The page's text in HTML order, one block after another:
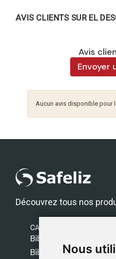
Nous
Nous
AVIS CLIENTS SUR EL
Avis
Envoyer
Aucun avis disponible pour
Découvrez tous nos
CATÉGORIES
Bibles Safeliz
Bibles